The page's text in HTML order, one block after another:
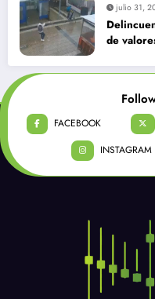
julio 31,
de
FACEBOOK
INSTAGRAM